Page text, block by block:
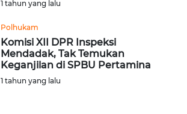
1 tahun yang lalu
Polhukam
Komisi XII DPR Inspeksi
Mendadak, Tak Temukan
Keganjilan di SPBU Pertamina
1 tahun yang lalu